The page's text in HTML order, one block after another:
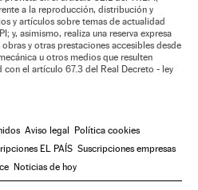
a la reproducción, distribución y
y artículos sobre temas de actualidad
y, asimismo, realiza una reserva expresa
y otras prestaciones accesibles desde
u otros medios que resulten
el artículo 67.3 del Real Decreto - ley
Aviso legal Política cookies
EL PAÍS Suscripciones empresas
Noticias de hoy